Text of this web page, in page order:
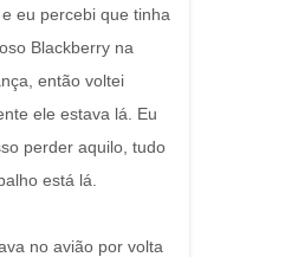
eu percebi que tinha
Blackberry na
então voltei
ele estava lá. Eu
perder aquilo, tudo
está lá.
no avião por volta